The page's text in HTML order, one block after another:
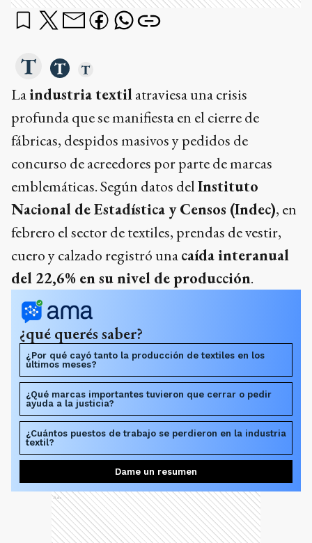
Laindustria textilatraviesa una crisis
profunda que se manifiesta en el cierre de
fábricas, despidos masivos y pedidos de
concurso de acreedores por parte de marcas
emblemáticas. Según datos delInstituto
Nacional de Estadística y Censos (Indec), en
febrero el sector de textiles, prendas de vestir,
cuero y calzado registró unacaída interanual
del 22,6% en su nivel de producción.
¿qué querés saber?
¿Por qué cayó tanto la producción de textiles en los
últimos meses?
¿Qué marcas importantes tuvieron que cerrar o pedir
ayuda a la justicia?
¿Cuántos puestos de trabajo se perdieron en la industria
textil?
Dame un resumen
Ads